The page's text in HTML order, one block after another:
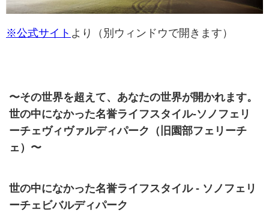
※公式サイト より（別ウィンドウで開きます）
〜その世界を超えて、あなたの世界が開かれます。
世の中になかった名誉ライフスタイル-ソノフェリ
ーチェヴィヴァルディパーク（旧園部フェリーチ
ェ）〜
世の中になかった名誉ライフスタイル - ソノフェリ
ーチェビバルディパーク